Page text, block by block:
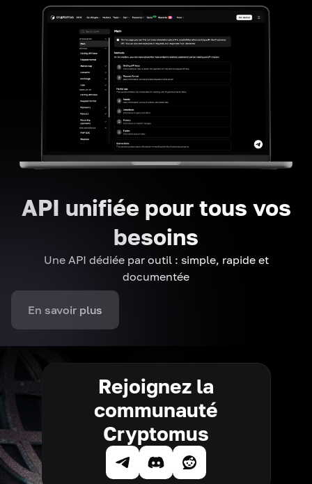
API unifiée pour tous vos
besoins
Une API dédiée par outil : simple, rapide et
documentée
En savoir plus
Rejoignez la
communauté
Cryptomus